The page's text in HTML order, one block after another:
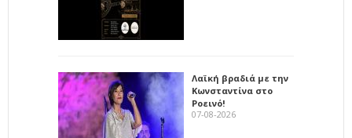
Λαϊκή βραδιά με την
Κωνσταντίνα στο
Ροεινό!
07-08-2026